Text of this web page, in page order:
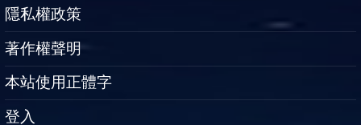
隱私權政策
著作權聲明
本站使用正體字
登入